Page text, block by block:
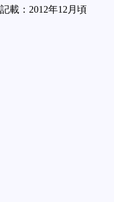
記載：2012年12月頃